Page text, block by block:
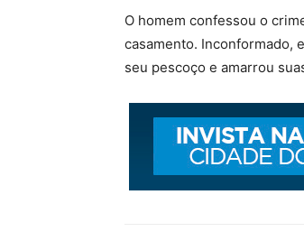
O homem confessou o
casamento. Inconformado,
seu pescoço e amarrou